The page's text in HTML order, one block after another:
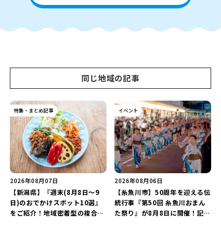
同じ地域の記事
特集・まとめ記事
2026年08月07日
【新潟県】『週末(8月8日～9
日)のおでかけスポット10選』
をご紹介！地域密着型の複合施
イベント
2026年08月06日
【糸魚川市】50周年を迎える伝
統行事『第50回 糸魚川おまん
た祭り』が8月8日に開催！記念